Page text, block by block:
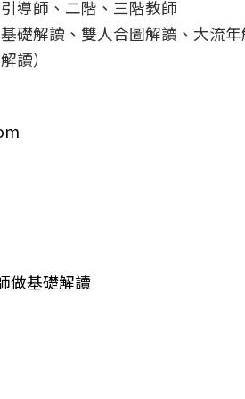
引導師、二階、三階教師
基礎解讀、雙人合圖解讀、大流
讀）
做基礎解讀